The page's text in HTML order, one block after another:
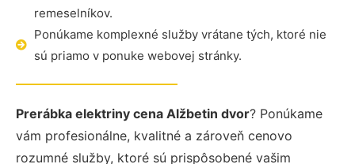
remeselníkov.
Ponúkame komplexné služby vrátane tých, ktoré nie
sú priamo v ponuke webovej stránky.
Prerábka elektriny cena Alžbetin dvor? Ponúkame
vám profesionálne, kvalitné a zároveň cenovo
rozumné služby, ktoré sú prispôsobené vašim